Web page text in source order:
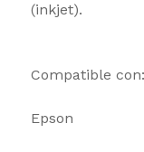
(inkjet).
Compatible con:
Epson